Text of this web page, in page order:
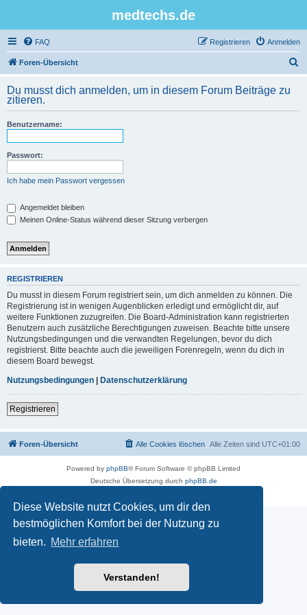
Diese Website nutzt Cookies, um dir den
bestmöglichen Komfort bei der Nutzung zu
bieten. Mehr erfahren
Verstanden!
medtechs.de
FAQ Anmelden
Registrieren
Foren-Übersicht
h
Du musst dich anmelden, um in diesem Forum Beiträge zu
zitieren.
Benutzername:
Passwort:
Ich habe mein Passwort vergessen
Angemeldet bleiben
Meinen Online-Status während dieser Sitzung verbergen
REGISTRIEREN
Du musst in diesem Forum registriert sein, um dich anmelden zu können. Die
Registrierung ist in wenigen Augenblicken erledigt und ermöglicht dir, auf
weitere Funktionen zuzugreifen. Die Board-Administration kann registrierten
Benutzern auch zusätzliche Berechtigungen zuweisen. Beachte bitte unsere
Nutzungsbedingungen und die verwandten Regelungen, bevor du dich
registrierst. Bitte beachte auch die jeweiligen Forenregeln, wenn du dich in
diesem Board bewegst.
Nutzungsbedingungen | Datenschutzerklärung
Registrieren
Foren-Übersicht Alle Zeiten sind UTC+01:00
Alle Cookies löschen
Powered by phpBB® Forum Software © phpBB Limited
Deutsche Übersetzung durch phpBB.de